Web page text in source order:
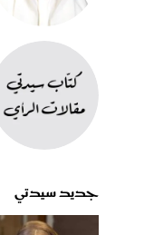
جديد سيدتي